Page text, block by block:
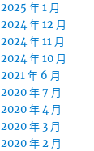
2025 年 1 月
2024 年 12 月
2024 年 11 月
2024 年 10 月
2021 年 6 月
2020 年 7 月
2020 年 4 月
2020 年 3 月
2020 年 2 月